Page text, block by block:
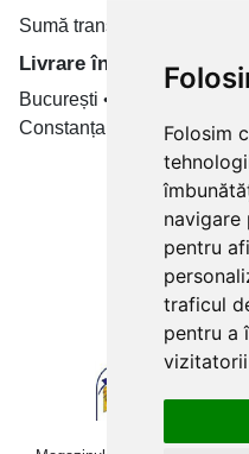
Folosim
navigare
pentru
traficul
pentru a
Sumă transport de la 19.99
Livrare în toate țară
București • Cluj-Napoca •
Constanța • Craiova
Plăți cu